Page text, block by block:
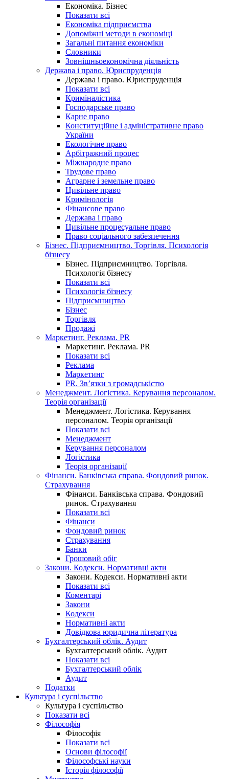
Економіка. Бізнес
Показати всі
Економіка підприємства
Допоміжні методи в економіці
Загальні питання економіки
Словники
Зовнішньоекономічна діяльність
Держава і право. Юриспруденція
Держава і право. Юриспруденція
Показати всі
Криміналістика
Господарське право
Карне право
Конституційне і адміністративне право
України
Екологічне право
Арбітражний процес
Міжнародне право
Трудове право
Аграрне і земельне право
Цивільне право
Кримінологія
Фінансове право
Держава і право
Цивільне процесуальне право
Право соціального забезпечення
Бізнес. Підприємництво. Торгівля. Психологія
бізнесу
Бізнес. Підприємництво. Торгівля.
Психологія бізнесу
Показати всі
Психологія бізнесу
Підприємництво
Бізнес
Торгівля
Продажі
Маркетинг. Реклама. PR
Маркетинг. Реклама. PR
Показати всі
Реклама
Маркетинг
PR. Зв’язки з громадськістю
Менеджмент. Логістика. Керування персоналом.
Теорія організації
Менеджмент. Логістика. Керування
персоналом. Теорія організації
Показати всі
Менеджмент
Керування персоналом
Логістика
Теорія організації
Фінанси. Банківська справа. Фондовий ринок.
Страхування
Фінанси. Банківська справа. Фондовий
ринок. Страхування
Показати всі
Фінанси
Фондовий ринок
Страхування
Банки
Грошовий обіг
Закони. Кодекси. Нормативні акти
Закони. Кодекси. Нормативні акти
Показати всі
Коментарі
Закони
Кодекси
Нормативні акти
Довідкова юридична література
Бухгалтерський облік. Аудит
Бухгалтерський облік. Аудит
Показати всі
Бухгалтерський облік
Аудит
Податки
Культура і суспільство
Культура і суспільство
Показати всі
Філософія
Філософія
Показати всі
Основи філософії
Філософські науки
Історія філософії